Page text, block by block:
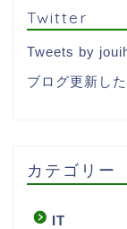
Twitter
Tweets by
ブログ更新し
カテゴリー
IT